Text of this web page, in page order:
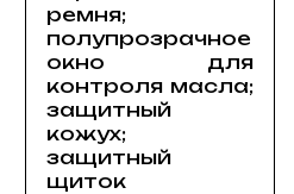
ремня;
полупрозрачное
окно для
контроля масла;
защитный
кожух;
защитный
щиток